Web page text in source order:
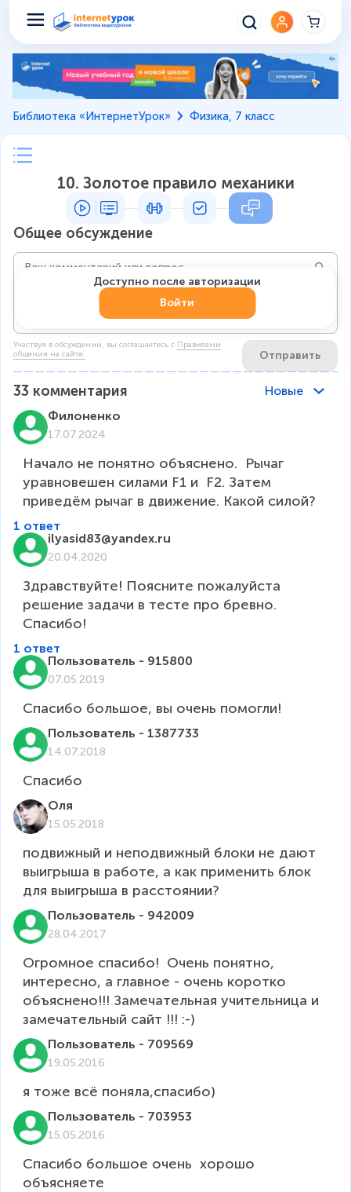
Библиотека «ИнтернетУрок» Физика, 7 класс
10. Золотое правило механики
Общее обсуждение
Участвуя в обсуждении, вы соглашаетесь c Правилами
общения на сайте.
Отправить
Доступно после авторизации
Войти
33 комментария
Новые
Филоненко
17.07.2024
Начало не понятно объяснено.  Рычаг
уравновешен силами F1 и  F2. Затем
приведём рычаг в движение. Какой силой?
1 ответ
ilyasid83@yandex.ru
20.04.2020
Здравствуйте! Поясните пожалуйста
решение задачи в тесте про бревно.
Спасибо!
1 ответ
Пользователь - 915800
07.05.2019
Спасибо большое, вы очень помогли!
Пользователь - 1387733
14.07.2018
Спасибо
Оля
15.05.2018
подвижный и неподвижный блоки не дают
выигрыша в работе, а как применить блок
для выигрыша в расстоянии?
Пользователь - 942009
28.04.2017
Огромное спасибо!  Очень понятно,
интересно, а главное - очень коротко
объяснено!!! Замечательная учительница и
замечательный сайт !!! :-)
Пользователь - 709569
19.05.2016
я тоже всё поняла,спасибо)
Пользователь - 703953
15.05.2016
Спасибо большое очень  хорошо
объясняете